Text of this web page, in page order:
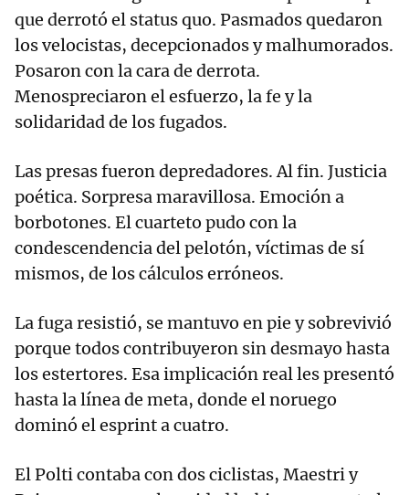
que derrotó el status quo. Pasmados quedaron
los velocistas, decepcionados y malhumorados.
Posaron con la cara de derrota.
Menospreciaron el esfuerzo, la fe y la
solidaridad de los fugados.
Las presas fueron depredadores. Al fin. Justicia
poética. Sorpresa maravillosa. Emoción a
borbotones. El cuarteto pudo con la
condescendencia del pelotón, víctimas de sí
mismos, de los cálculos erróneos.
La fuga resistió, se mantuvo en pie y sobrevivió
porque todos contribuyeron sin desmayo hasta
los estertores. Esa implicación real les presentó
hasta la línea de meta, donde el noruego
dominó el esprint a cuatro.
El Polti contaba con dos ciclistas, Maestri y